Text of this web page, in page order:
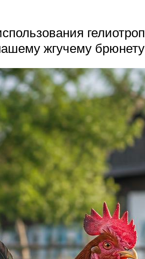
жгучему